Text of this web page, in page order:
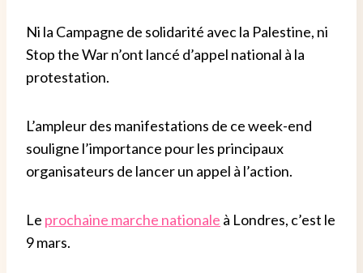
Ni la Campagne de solidarité avec la Palestine, ni
Stop the War n’ont lancé d’appel national à la
protestation.
L’ampleur des manifestations de ce week-end
souligne l’importance pour les principaux
organisateurs de lancer un appel à l’action.
Le prochaine marche nationale à Londres, c’est le
9 mars.